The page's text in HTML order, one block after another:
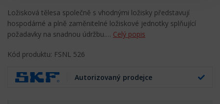
Ložisková tělesa společně s vhodnými ložisky představují
hospodárné a plně zaměnitelné ložiskové jednotky splňující
požadavky na snadnou údržbu.… Celý popis
Kód produktu: FSNL 526
Autorizovaný prodejce